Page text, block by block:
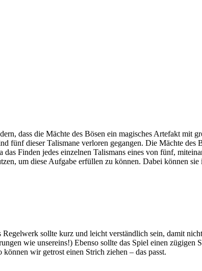
dass die Mächte des Bösen ein magisches Artefakt mit
fünf dieser Talismane verloren gegangen. Die Mächte
Finden jedes einzelnen Talismans eines von fünf,
um diese Aufgabe erfüllen zu können. Dabei können
sollte kurz und leicht verständlich sein, damit
wie unsereins!) Ebenso sollte das Spiel einen
wir getrost einen Strich ziehen – das passt.